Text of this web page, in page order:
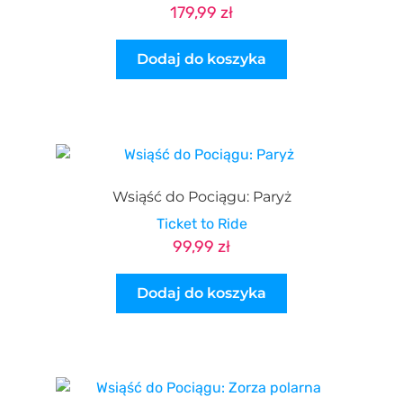
179,99 zł
Dodaj do koszyka
Wsiąść do Pociągu: Paryż
Ticket to Ride
99,99 zł
Dodaj do koszyka